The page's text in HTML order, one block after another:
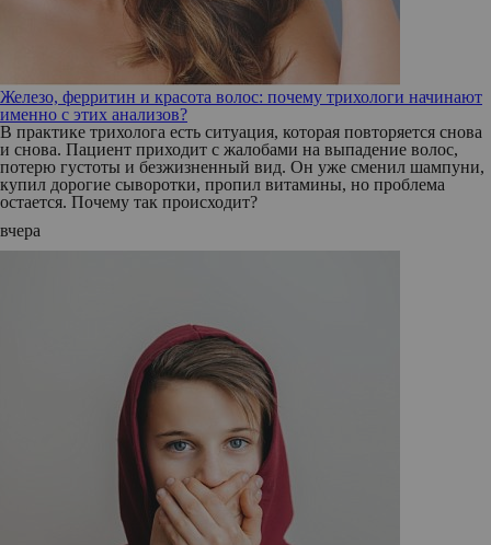
Железо, ферритин и красота волос: почему трихологи начинают
именно с этих анализов?
В практике трихолога есть ситуация, которая повторяется снова
и снова. Пациент приходит с жалобами на выпадение волос,
потерю густоты и безжизненный вид. Он уже сменил шампуни,
купил дорогие сыворотки, пропил витамины, но проблема
остается. Почему так происходит?
вчера